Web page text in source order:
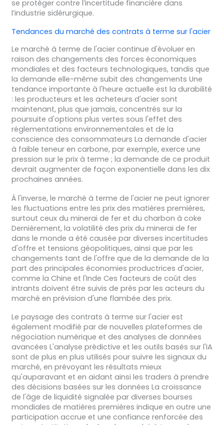
se protéger contre l’incertitude financière dans
l’industrie sidérurgique.
Tendances du marché des contrats à terme sur l'acier
Le marché à terme de l'acier continue d'évoluer en
raison des changements des forces économiques
mondiales et des facteurs technologiques, tandis que
la demande elle-même subit des changements Une
tendance importante à l'heure actuelle est la durabilité
: les producteurs et les acheteurs d'acier sont
maintenant, plus que jamais, concentrés sur la
poursuite d'options plus vertes sous l'effet des
réglementations environnementales et de la
conscience des consommateurs La demande d'acier
à faible teneur en carbone, par exemple, exerce une
pression sur le prix à terme ; la demande de ce produit
devrait augmenter de façon exponentielle dans les dix
prochaines années.
À l'inverse, le marché à terme de l'acier ne peut ignorer
les fluctuations entre les prix des matières premières,
surtout ceux du minerai de fer et du charbon à coke
Dernièrement, la volatilité des prix du minerai de fer
dans le monde a été causée par diverses incertitudes
d'offre et tensions géopolitiques, ainsi que par les
changements tant de l'offre que de la demande de la
part des principales économies productrices d'acier,
comme la Chine et l'Inde Ces facteurs de coût des
intrants doivent être suivis de près par les acteurs du
marché en prévision d'une flambée des prix.
Le paysage des contrats à terme sur l'acier est
également modifié par de nouvelles plateformes de
négociation numérique et des analyses de données
avancées L'analyse prédictive et les outils basés sur l'IA
sont de plus en plus utilisés pour suivre les signaux du
marché, en prévoyant les résultats mieux
qu'auparavant et en aidant ainsi les traders à prendre
des décisions basées sur les données La croissance
de l'âge de liquidité signalée par diverses bourses
mondiales de matières premières indique en outre une
participation accrue et une confiance renforcée des